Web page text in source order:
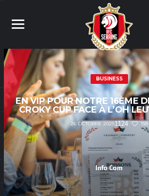
BUSINESS
EN VIP POUR NOTRE 16ÈME
CROKY CUP FACE À L’OH
26 OCTOBRE 20251124 158
Info Com
Communication